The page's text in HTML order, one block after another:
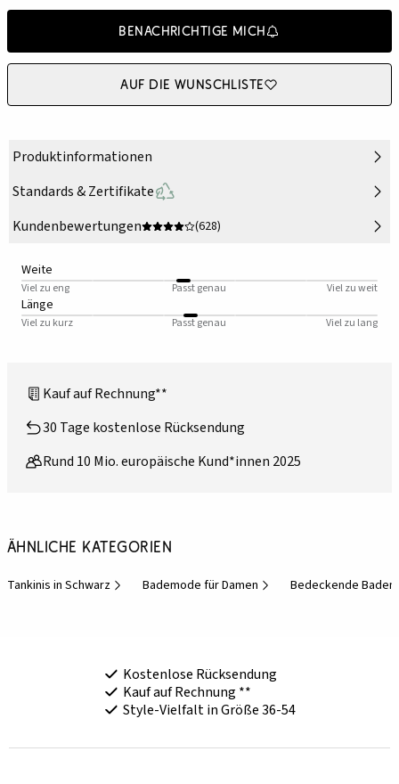
Benachrichtige mich
Auf die Wunschliste
Produktinformationen
Standards & Zertifikate
Kundenbewertungen
(628)
Weite
Viel zu eng Passt genau Viel zu weit
Länge
Viel zu kurz Passt genau Viel zu lang
Kauf auf Rechnung**
30 Tage kostenlose Rücksendung
Rund 10 Mio. europäische Kund*innen 2025
Ähnliche Kategorien
Tankinis in Schwarz Bademode für Damen Bedeckende
Kostenlose Rücksendung
Kauf auf Rechnung **
Style-Vielfalt in Größe 36-54